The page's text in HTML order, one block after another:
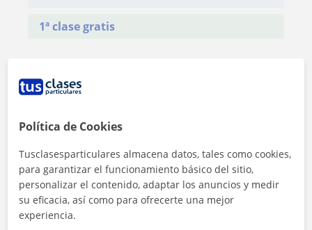
1ª clase gratis
Política de Cookies
Tusclasesparticulares almacena datos, tales como cookies,
para garantizar el funcionamiento básico del sitio,
personalizar el contenido, adaptar los anuncios y medir
su eficacia, así como para ofrecerte una mejor
experiencia.